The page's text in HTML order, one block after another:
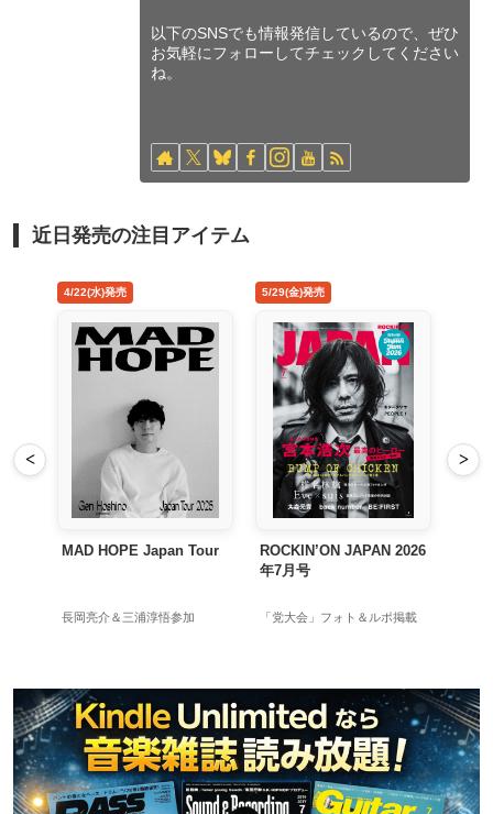
以下のSNSでも情報発信しているので、ぜひ
お気軽にフォローしてチェックしてください
ね。
近日発売の注目アイテム
<
HOPE Japan Tour
亮介＆三浦淳悟参加
ROCKIN’ON JAPAN 2026
「党大会」フォト＆ルポ掲載
禁じ手 アナログ
初回生産限定アナロ
>